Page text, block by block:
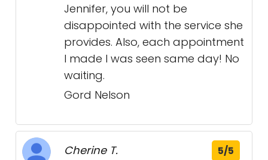
Jennifer, you will not be
disappointed with the service she
provides. Also, each appointment
I made I was seen same day! No
waiting.
Gord Nelson
Cherine T. 5/5